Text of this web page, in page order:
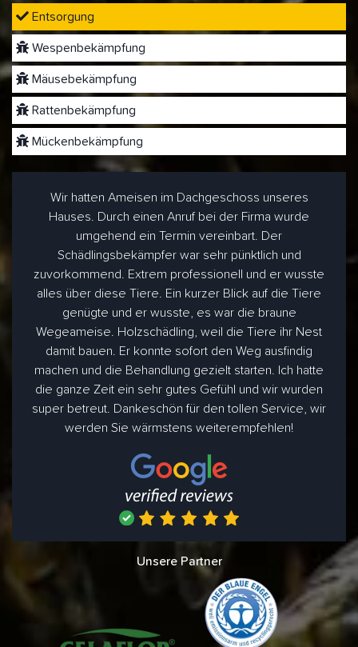
Entsorgung
Wespenbekämpfung
Mäusebekämpfung
Rattenbekämpfung
Mückenbekämpfung
Wir hatten Ameisen im Dachgeschoss unseres
Hauses. Durch einen Anruf bei der Firma wurde
umgehend ein Termin vereinbart. Der
Schädlingsbekämpfer war sehr pünktlich und
zuvorkommend. Extrem professionell und er wusste
alles über diese Tiere. Ein kurzer Blick auf die Tiere
genügte und er wusste, es war die braune
Wegeameise. Holzschädling, weil die Tiere ihr Nest
damit bauen. Er konnte sofort den Weg ausfindig
machen und die Behandlung gezielt starten. Ich hatte
die ganze Zeit ein sehr gutes Gefühl und wir wurden
super betreut. Dankeschön für den tollen Service, wir
werden Sie wärmstens weiterempfehlen!
Unsere Partner